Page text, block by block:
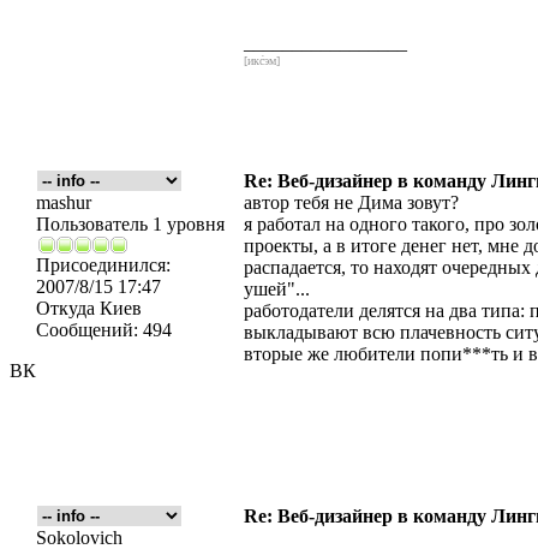
ВК
[икс́эм]
Re: Веб-дизайнер в команду
mashur
Пользователь 1 уровня
Присоединился:
2007/8/15 17:47
Откуда Киев
Сообщений: 494
автор тебя не Дима зовут?
я работал на одного такого, про
проекты, а в итоге денег нет, мне
распадается, то находят
ушей"...
работодатели делятся на два
выкладывают всю плачевность
вторые же любители попи***ть и
Re: Веб-дизайнер в команду
Sokolovich